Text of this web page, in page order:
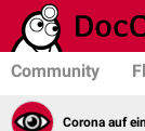
Community
Corona auf